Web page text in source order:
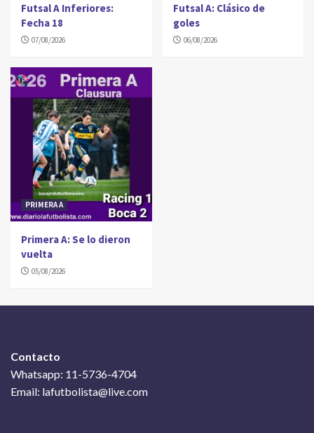
Futsal A Inferiores:
Fecha 18
07/08/2026
Futsal A: Clásico de
goles
06/08/2026
PRIMERA A
Primera A: Se lo dieron
vuelta
05/08/2026
Contacto
Whatsapp: 11-5736-4704
Email: lafutbolista@live.com